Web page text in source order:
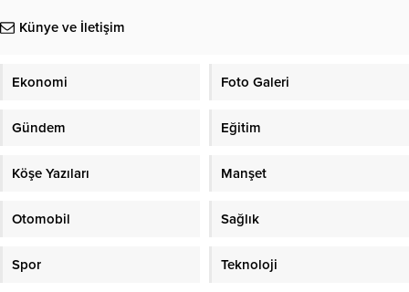
Künye ve İletişim
Ekonomi Foto Galeri
Gündem Eğitim
Köşe Yazıları Manşet
Otomobil Sağlık
Spor Teknoloji